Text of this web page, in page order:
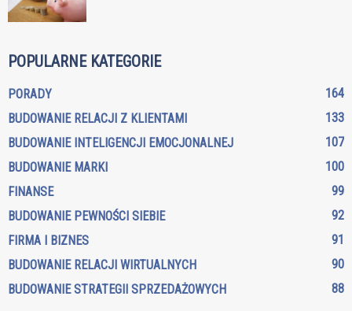
POPULARNE KATEGORIE
PORADY
164
BUDOWANIE RELACJI Z KLIENTAMI
133
BUDOWANIE INTELIGENCJI EMOCJONALNEJ
107
BUDOWANIE MARKI
100
FINANSE
99
BUDOWANIE PEWNOŚCI SIEBIE
92
FIRMA I BIZNES
91
BUDOWANIE RELACJI WIRTUALNYCH
90
BUDOWANIE STRATEGII SPRZEDAŻOWYCH
88